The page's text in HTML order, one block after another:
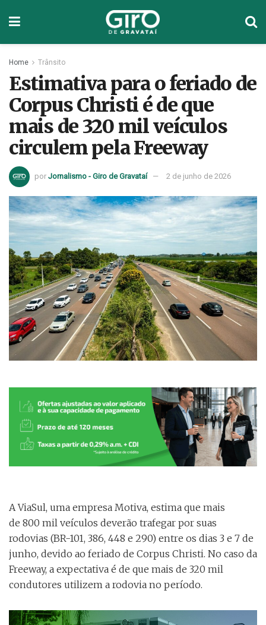
Home Trânsito
Estimativa para o feriado de
Corpus Christi é de que
mais de 320 mil veículos
circulem pela Freeway
por Jornalismo - Giro de Gravataí 2 de junho de 2026
A ViaSul, uma empresa Motiva, estima que mais
de 800 mil veículos deverão trafegar por suas
rodovias (BR-101, 386, 448 e 290) entre os dias 3 e 7 de
junho, devido ao feriado de Corpus Christi. No caso da
Freeway, a expectativa é de que mais de 320 mil
condutores utilizem a rodovia no período.